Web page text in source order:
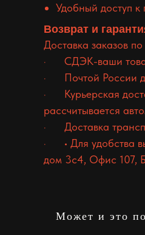
Удобный доступ к
Возврат и
Доставка заказов
· СДЭК-ваши товары
· Почтой России до
· Курьерская
рассчитывается
· Доставка
· • Для удобства
дом 3с4, Офис 107,
Может и это